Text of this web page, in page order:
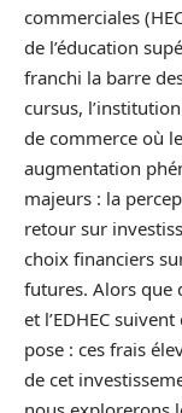
commerciales
de l’éducation
franchi la barre
cursus,
de commerce où
augmentation
majeurs : la
retour sur
choix financiers
futures. Alors que
et l’EDHEC
pose : ces frais
de cet